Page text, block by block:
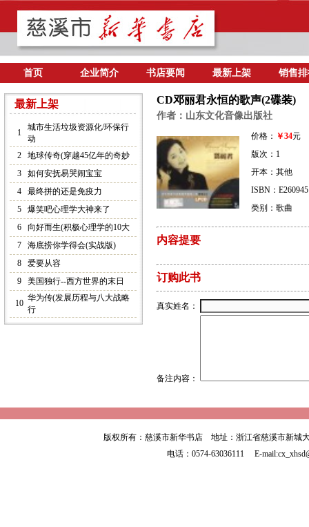
首页 企业简介 书店要闻 最新上架 销售
最新上架
1
城市生活垃圾资源化/环保行
动
2
地球传奇(穿越45亿年的奇妙
3
如何安抚易哭闹宝宝
4
最终拼的还是免疫力
5
爆笑吧心理学大神来了
6
向好而生(积极心理学的10大
7
海底捞你学得会(实战版)
8
爱要从容
9
美国独行--西方世界的末日
10
华为传(发展历程与八大战略
行
CD邓丽君永恒的歌声(2碟装)
作者：山东文化音像出版社
价格： ￥34元
版次：1
开本：其他
ISBN：
类别：歌曲
内容提要
订购此书
真实姓名：
备注内容：
版权所有：慈溪市新华书店 地址：浙江省慈溪市新城
电话：0574-63036111 E-